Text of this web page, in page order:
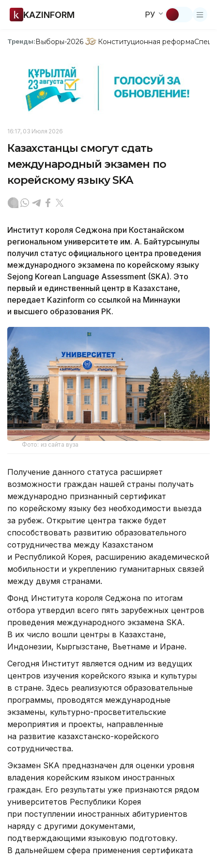
KAZINFORM РУ
Тренды:Выборы-2026 Конституционная реформа
16:17, 03 Июля 2026
Казахстанцы смогут сдать
международный экзамен по
корейскому языку SKA
Институт короля Седжона при Костанайском
региональном университете им. А. Байтурсынулы
получил статус официального центра проведения
международного экзамена по корейскому языку
Sejong Korean Language Assessment (SKA). Это
первый и единственный центр в Казахстане,
передает Kazinform со ссылкой на Миннауки
и высшего образования РК.
Фото: из сайта вуза
Получение данного статуса расширяет
возможности граждан нашей страны получать
международно признанный сертификат
по корейскому языку без необходимости выезда
за рубеж. Открытие центра также будет
способствовать развитию образовательного
сотрудничества между Казахстаном
и Республикой Корея, расширению академической
мобильности и укреплению гуманитарных связей
между двумя странами.
Фонд Института короля Седжона по итогам
отбора утвердил всего пять зарубежных центров
проведения международного экзамена SKA.
В их число вошли центры в Казахстане,
Индонезии, Кыргызстане, Вьетнаме и Иране.
Сегодня Институт является одним из ведущих
центров изучения корейского языка и культуры
в стране. Здесь реализуются образовательные
программы, проводятся международные
экзамены, культурно-просветительские
мероприятия и проекты, направленные
на развитие казахстанско-корейского
сотрудничества.
Экзамен SKA предназначен для оценки уровня
владения корейским языком иностранных
граждан. Его результаты уже признаются рядом
университетов Республики Корея
при поступлении иностранных абитуриентов
наряду с другими документами,
подтверждающими языковую подготовку.
В дальнейшем сфера применения сертификата